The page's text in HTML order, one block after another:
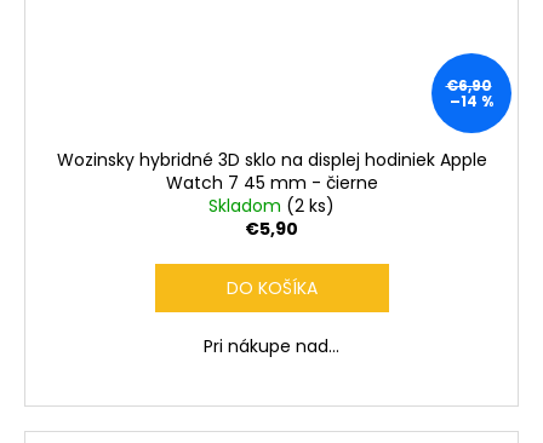
€6,90
–14 %
Wozinsky hybridné 3D sklo na displej hodiniek Apple
Watch 7 45 mm - čierne
Skladom (2 ks)
€5,90
DO KOŠÍKA
Pri nákupe nad...